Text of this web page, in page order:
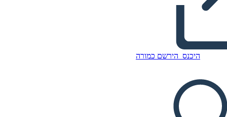
היכנס הירשם כמורה
Cos'è Ellis Island?